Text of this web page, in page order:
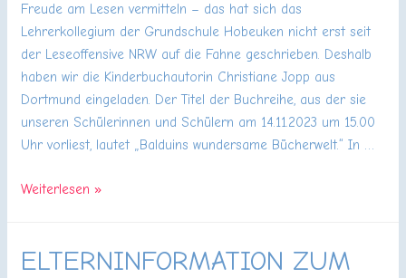
Freude am Lesen vermitteln – das hat sich das
Lehrerkollegium der Grundschule Hobeuken nicht erst seit
der Leseoffensive NRW auf die Fahne geschrieben. Deshalb
haben wir die Kinderbuchautorin Christiane Jopp aus
Dortmund eingeladen. Der Titel der Buchreihe, aus der sie
unseren Schülerinnen und Schülern am 14.11.2023 um 15.00
Uhr vorliest, lautet „Balduins wundersame Bücherwelt.“ In …
Vorleseaktion
Grundschule
Weiterlesen »
ELTERNINFORMATION ZUM